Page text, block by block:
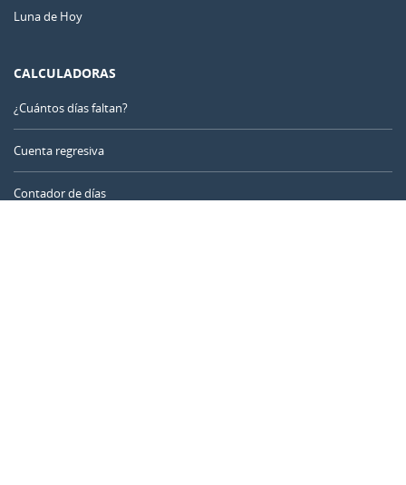
Luna de Hoy
CALCULADORAS
¿Cuántos días faltan?
Cuenta regresiva
Contador de días